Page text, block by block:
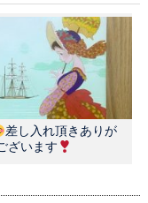
差し入れ頂きありが
ざいます